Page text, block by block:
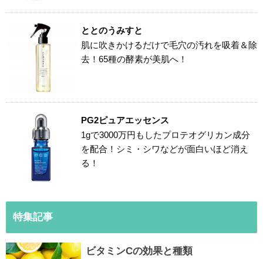
ととのうみすと
肌に吹きかけるだけで毛穴の汚れを吸着＆除
去！65種の酵素が美肌へ！
PG2ピュアエッセンス
1gで3000万円もしたプロテオグリカン成分
を配合！シミ・シワなどが面白いほど消え
る！
特集記事
ビタミンCの効果と種類